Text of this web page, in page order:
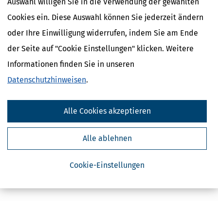
Cookies ein. Diese Auswahl können Sie jederzeit ändern
oder Ihre Einwilligung widerrufen, indem Sie am Ende
der Seite auf "Cookie Einstellungen" klicken. Weitere
Informationen finden Sie in unseren
Datenschutzhinweisen.
Cookie-Einstellungen
Alle ablehnen
Alle Cookies akzeptieren